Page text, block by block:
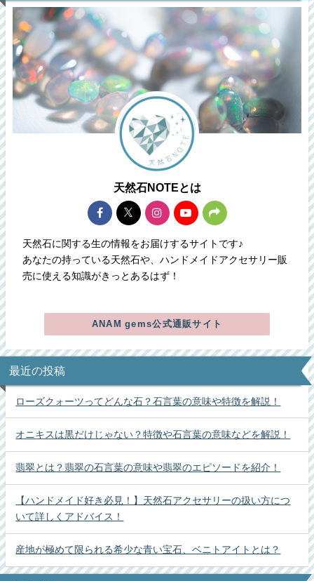
天然石NOTEとは
天然石に関する生の情報をお届けするサイトです♪
あなたの持っている天然石や、ハンドメイドアクセサリー販
売に使える知識がきっとあるはず！
ANAM gems公式通販サイト
最近の投稿
ローズクォーツってどんな石？石言葉の意味や特徴を解説！
オニキスは黒だけじゃない？特徴や石言葉の意味などを解説！
翡翠とは？翡翠の石言葉の意味や翡翠のエピソードを紹介！
【ハンドメイド好き必見！】天然石アクセサリーの扱い方につ
いて詳しくアドバイス！
産地が極めて限られる希少な青い宝石、ベニトアイトとは？